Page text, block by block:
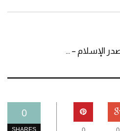
الإسلام – ...
0